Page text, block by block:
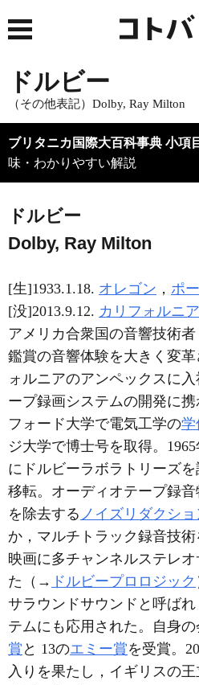
ドルビー
（その他表記）Dolby, Ray Milton
ブリタニカ国際大百科事典 小項
味・わかりやすい解説
ドルビー
Dolby, Ray Milton
[生]1933.1.18. オレゴン ， ポ
[没]2013.9.12. カリフォルニア
アメリカ合衆国の音響技術
鑑賞の音響体験を大きく変
ォルニアのアンペックスに
ープ録画システムの開発に
フォード大学で電気工学の学
ジ大学で博士号を取得。
にドルビーラボラトリーズ
移転。オーディオテープ録
を除去する ノイズリダクショ
か，マルチトラック録音技
映画に多チャンネルステレ
た（→ ドルビープロロジック
サラウンドサウンドと呼ば
テムにも応用された。自身
賞 と 13のエミー賞を受賞。
入りを果たし，イギリスの